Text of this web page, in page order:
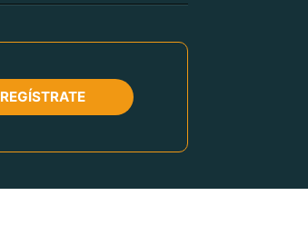
REGÍSTRATE